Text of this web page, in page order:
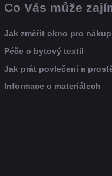
Co Vás může
Jak změřit okno pro
Péče o bytový textil
Jak prát povlečení a
Informace o materiálech